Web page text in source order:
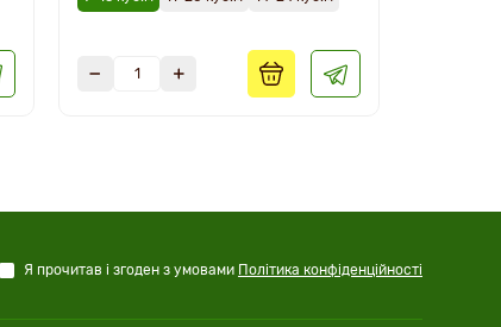
Я прочитав і згоден з умовами Політика конфіденційності